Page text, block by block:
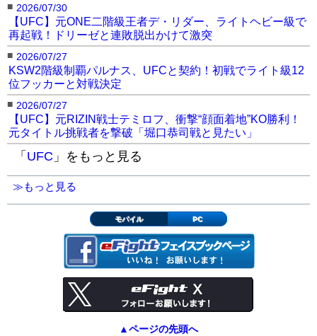
■ 2026/07/30
【UFC】元ONE二階級王者デ・リダー、ライトヘビー級で
再起戦！ドリーゼと連敗脱出かけて激突
■ 2026/07/27
KSW2階級制覇パルナス、UFCと契約！初戦でライト級12
位フッカーと対戦決定
■ 2026/07/27
【UFC】元RIZIN戦士テミロフ、衝撃“顔面着地”KO勝利！
元タイトル挑戦者を撃破「堀口恭司戦と見たい」
「 UFC 」をもっと見る
≫もっと見る
モバイル PC
▲ページの先頭へ